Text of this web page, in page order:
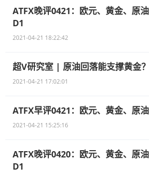
ATFX晚评0421：欧元、黄金、原
D1
2021-04-21 18:22:42
超V研究室 | 原油回落能支撑黄金？
2021-04-21 17:02:01
ATFX早评0421：欧元、黄金、原
2021-04-21 15:25:16
ATFX晚评0420：欧元、黄金、原
D1